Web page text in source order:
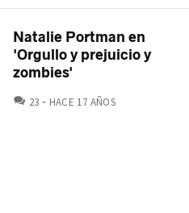
Natalie Portman en
'Orgullo y prejuicio y
zombies'
23 COMENTARIOS
HACE 17 AÑOS